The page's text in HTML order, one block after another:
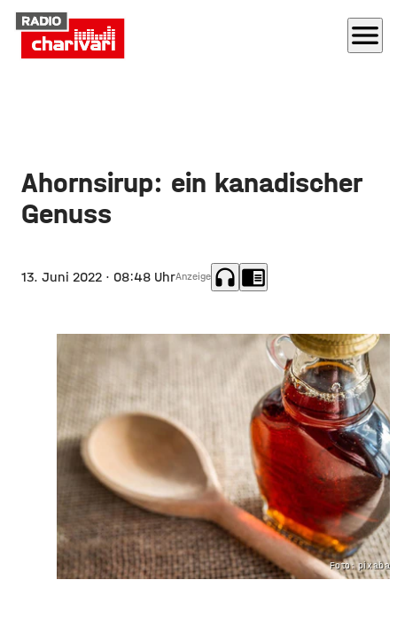
menu
Ahornsirup: ein kanadischer
Genuss
13. Juni 2022 · 08:48 UhrAnzeige headphones chrome_reader_mode
Foto: